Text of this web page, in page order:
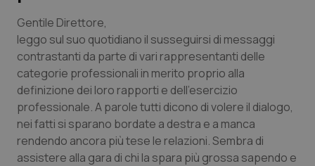
Lettere al direttore
Edizioni Regionali
QS Pro
Professionisti Sanitari.AI
Gentile Direttore,
leggo sul suo quotidiano il susseguirsi di messaggi
contrastanti da parte di vari rappresentanti delle
categorie professionali in merito proprio alla
definizione dei loro rapporti e dell’esercizio
professionale. A parole tutti dicono di volere il dialogo,
nei fatti si sparano bordate a destra e a manca
rendendo ancora più tese le relazioni. Sembra di
assistere alla gara di chi la spara più grossa sapendo e